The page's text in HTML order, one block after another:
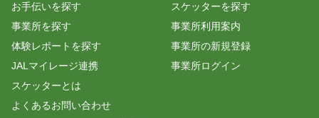
お手伝いを探す
事業所を探す
体験レポートを探す
JALマイレージ連携
スケッターとは
よくあるお問い合わせ
スケッターを探す
事業所利用案内
事業所の新規登録
事業所ログイン